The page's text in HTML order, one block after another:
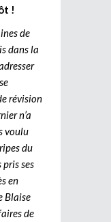
!
de
dans la
révision
n’a
voulu
du
ses
en
Blaise
de